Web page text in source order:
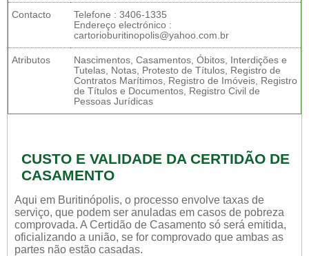
Contacto
Telefone : 3406-1335
Endereço electrónico :
cartorioburitinopolis@yahoo.com.br
Atributos
Nascimentos, Casamentos, Óbitos, Interdições e
Tutelas, Notas, Protesto de Títulos, Registro de
Contratos Marítimos, Registro de Imóveis, Registro
de Títulos e Documentos, Registro Civil de
Pessoas Jurídicas
CUSTO E VALIDADE DA CERTIDÃO DE
CASAMENTO
Aqui em Buritinópolis, o processo envolve taxas de
serviço, que podem ser anuladas em casos de pobreza
comprovada. A Certidão de Casamento só será emitida,
oficializando a união, se for comprovado que ambas as
partes não estão casadas.